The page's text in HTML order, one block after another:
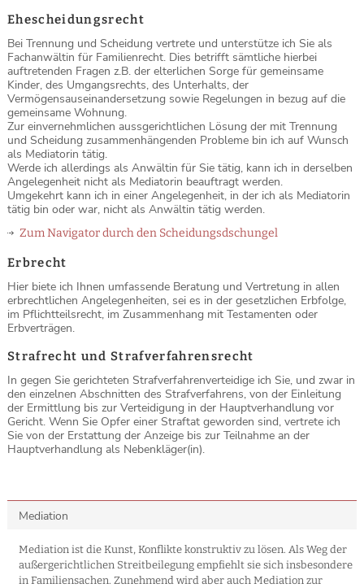
Ehescheidungsrecht
Bei Trennung und Scheidung vertrete und unterstütze ich Sie als
Fachanwältin für Familienrecht. Dies betrifft sämtliche hierbei
auftretenden Fragen z.B. der elterlichen Sorge für gemeinsame
Kinder, des Umgangsrechts, des Unterhalts, der
Vermögensauseinandersetzung sowie Regelungen in bezug auf die
gemeinsame Wohnung.
Zur einvernehmlichen aussgerichtlichen Lösung der mit Trennung
und Scheidung zusammenhängenden Probleme bin ich auf Wunsch
als Mediatorin tätig.
Werde ich allerdings als Anwältin für Sie tätig, kann ich in derselben
Angelegenheit nicht als Mediatorin beauftragt werden.
Umgekehrt kann ich in einer Angelegenheit, in der ich als Mediatorin
tätig bin oder war, nicht als Anwältin tätig werden.
Zum Navigator durch den Scheidungsdschungel
Erbrecht
Hier biete ich Ihnen umfassende Beratung und Vertretung in allen
erbrechtlichen Angelegenheiten, sei es in der gesetzlichen Erbfolge,
im Pflichtteilsrecht, im Zusammenhang mit Testamenten oder
Erbverträgen.
Strafrecht und Strafverfahrensrecht
In gegen Sie gerichteten Strafverfahrenverteidige ich Sie, und zwar in
den einzelnen Abschnitten des Strafverfahrens, von der Einleitung
der Ermittlung bis zur Verteidigung in der Hauptverhandlung vor
Gericht. Wenn Sie Opfer einer Straftat geworden sind, vertrete ich
Sie von der Erstattung der Anzeige bis zur Teilnahme an der
Hauptverhandlung als Nebenkläger(in).
Mediation
Mediation ist die Kunst, Konflikte konstruktiv zu lösen. Als Weg der
außergerichtlichen Streitbeilegung empfiehlt sie sich insbesondere
in Familiensachen. Zunehmend wird aber auch Mediation zur